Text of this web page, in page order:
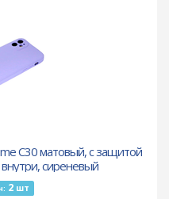
C30 матовый, с защитой
сиреневый
2 шт